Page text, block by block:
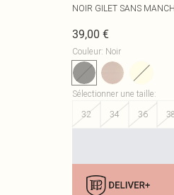
NOIR GILET SANS
39,00 €
Couleur: Noir
Sélectionner une taille:
32
34 36